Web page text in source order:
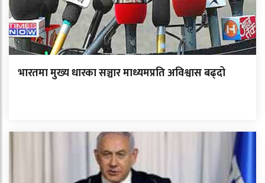
भारतमा मुख्य धारका सञ्चार माध्यमप्रति अविश्वास बढ्दो